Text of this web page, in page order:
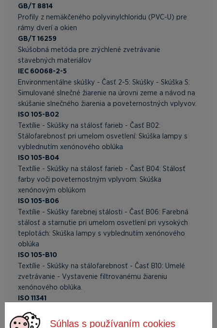
Súhlas s používaním cookies
GB/T 8814
Profily z nemäkčeného polyvinylchloridu (PVC-U) pre
rámy dverí a okien
GB/T 16259
Skúšobná metóda pre zrýchlené zvetrávanie
stavebných materiálov
IEC 60068-2-5
Environmentálne skúšky - Časť 2-5: Skúšky - Skúška S:
Simulované slnečné žiarenie na úrovni zeme a návod na
skúšanie slnečného žiarenia a poveternostných vplyvov.
ISO 105-B02
Textílie - Skúšky na stálosť farieb - Časť B02:
Stálofarebnosť pri umelom osvetlení: Skúška lampy s
vyblednutím xenónového oblúka
ISO 105-B04
Textílie - Skúšky na stálosť farieb - Časť B04: Stálosť
farby voči poveternostným vplyvom: Skúška
xenónovým oblúkom
ISO 105-B06
Textílie - Skúšky farebnej stálosti - Časť B06: Farebná
stálosť a starnutie pri umelom osvetlení pri vysokých
teplotách: Skúška lampy s vyblednutím xenónového
oblúka
ISO 105-B10
Textílie - Skúšky na stálofarebnosť - Časť B10: Umelé
zvetrávanie - Vystavenie filtrovanému žiareniu
xenónového oblúka.
ISO 11341
žiareniu - Vystavenie filtrovanému žiareniu xenónového